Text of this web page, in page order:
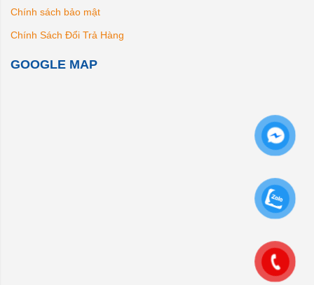
Chính sách bảo mật
Chính Sách Đổi Trả Hàng
GOOGLE MAP